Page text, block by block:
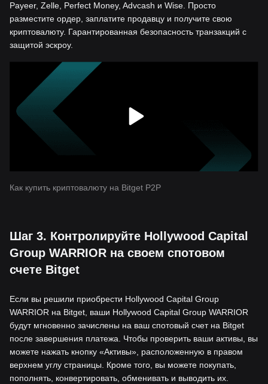
Payeer, Zelle, Perfect Money, Advcash и Wise. Просто
разместите ордер, заплатите продавцу и получите свою
криптовалюту. Гарантированная безопасность транзакций с
защитой эскроу.
Как купить криптовалюту на Bitget P2P
Шаг 3. Контролируйте Hollywood Capital
Group WARRIOR на своем спотовом
счете Bitget
Если вы решили приобрести Hollywood Capital Group
WARRIOR на Bitget, ваши Hollywood Capital Group WARRIOR
будут мгновенно зачислены на ваш спотовый счет на Bitget
после завершения платежа. Чтобы проверить ваши активы, вы
можете нажать кнопку «Активы», расположенную в правом
верхнем углу страницы. Кроме того, вы можете покупать,
пополнять, конвертировать, обменивать и выводить их.